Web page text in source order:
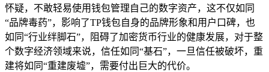
怀疑，不敢轻易使用钱包管理自己的数字资产，这不仅如同
“品牌毒药”，影响了TP钱包自身的品牌形象和用户口碑，也
如同“行业绊脚石”，阻碍了加密货币行业的健康发展，对于整
个数字经济领域来说，信任如同“基石”，一旦信任被破坏，重
建将如同“重建废墟”，需要付出巨大的代价。